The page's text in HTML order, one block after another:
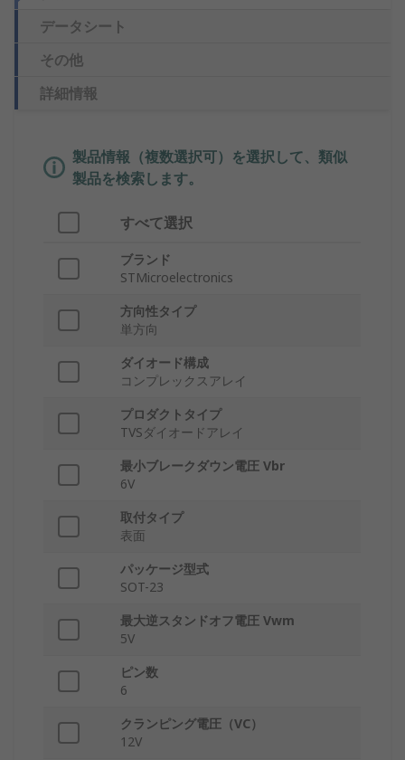
データシート
その他
詳細情報
製品情報（複数選択可）を選択して、類似
製品を検索します。
すべて選択
ブランド
STMicroelectronics
方向性タイプ
単方向
ダイオード構成
コンプレックスアレイ
プロダクトタイプ
TVSダイオードアレイ
最小ブレークダウン電圧 Vbr
6V
取付タイプ
表面
パッケージ型式
SOT-23
最大逆スタンドオフ電圧 Vwm
5V
ピン数
6
クランピング電圧（VC）
12V